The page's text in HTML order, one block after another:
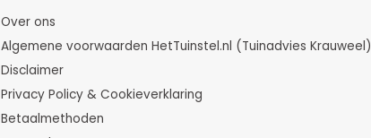
Over ons
Algemene voorwaarden HetTuinstel.nl (Tuinadvies Krauweel)
Disclaimer
Privacy Policy & Cookieverklaring
Betaalmethoden